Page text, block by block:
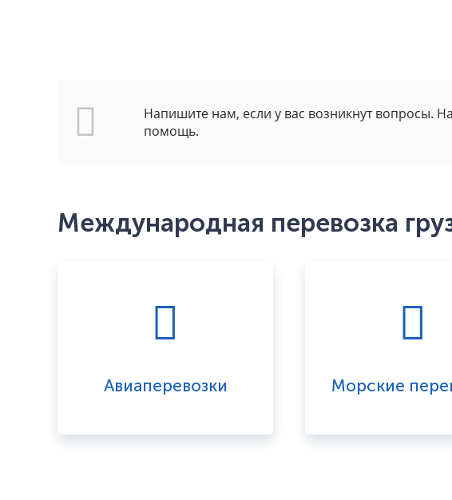
Напишите нам, если у вас возникнут вопросы.
помощь.
Международная перевозка
Авиаперевозки Морские